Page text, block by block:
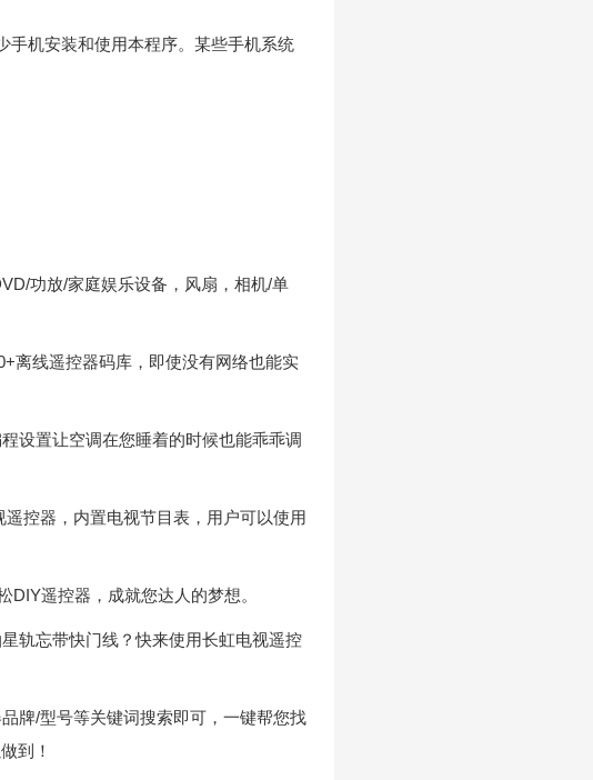
手机安装和使用本程序。某些手机系统
功放/家庭娱乐设备，风扇，相机/单
离线遥控器码库，即使没有网络也能实
设置让空调在您睡着的时候也能乖乖调
控器，内置电视节目表，用户可以使用
遥控器，成就您达人的梦想。
轨忘带快门线？快来使用长虹电视遥控
牌/型号等关键词搜索即可，一键帮您找
到！